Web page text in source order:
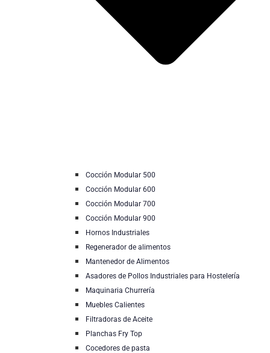
Cocción Modular 500
Cocción Modular 600
Cocción Modular 700
Cocción Modular 900
Hornos Industriales
Regenerador de alimentos
Mantenedor de Alimentos
Asadores de Pollos Industriales para Hostelería
Maquinaria Churrería
Muebles Calientes
Filtradoras de Aceite
Planchas Fry Top
Cocedores de pasta